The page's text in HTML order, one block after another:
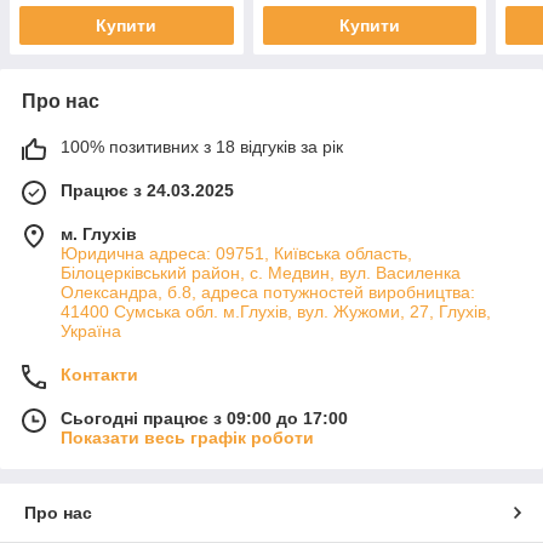
Купити Купити
Про нас
100% позитивних з 18 відгуків за рік
Працює з 24.03.2025
м. Глухів
Юридична адреса: 09751, Київська область,
Білоцерківський район, с. Медвин, вул. Василенка
Олександра, б.8, адреса потужностей виробництва:
41400 Сумська обл. м.Глухів, вул. Жужоми, 27, Глухів,
Україна
Контакти
Сьогодні працює з 09:00 до 17:00
Показати весь графік роботи
Про нас